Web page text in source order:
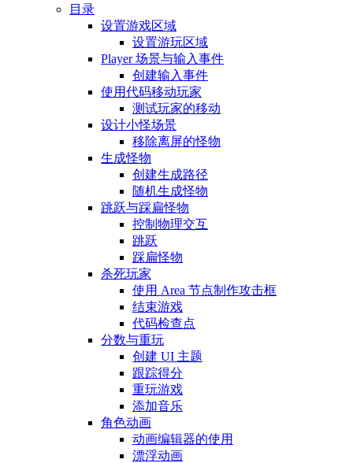
目录
设置游戏区域
设置游玩区域
Player 场景与输入事件
创建输入事件
使用代码移动玩家
测试玩家的移动
设计小怪场景
移除离屏的怪物
生成怪物
创建生成路径
随机生成怪物
跳跃与踩扁怪物
控制物理交互
跳跃
踩扁怪物
杀死玩家
使用 Area 节点制作攻击框
结束游戏
代码检查点
分数与重玩
创建 UI 主题
跟踪得分
重玩游戏
添加音乐
角色动画
动画编辑器的使用
漂浮动画